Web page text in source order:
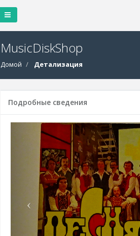
MusicDiskShop
Домой Детализация
Подробные сведения